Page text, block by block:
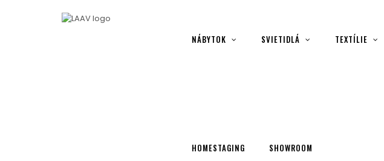
NÁBYTOK SVIETIDLÁ TEXTÍLIE
HOMESTAGING SHOWROOM